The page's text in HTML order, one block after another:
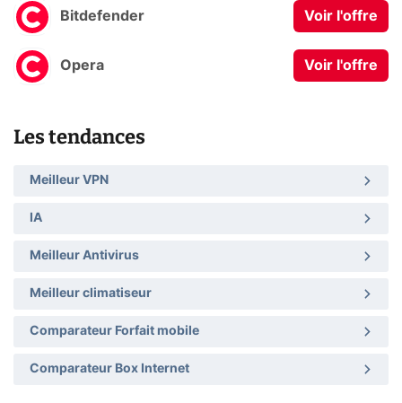
Bitdefender Voir l'offre
Opera Voir l'offre
Les tendances
Meilleur VPN
IA
Meilleur Antivirus
Meilleur climatiseur
Comparateur Forfait mobile
Comparateur Box Internet